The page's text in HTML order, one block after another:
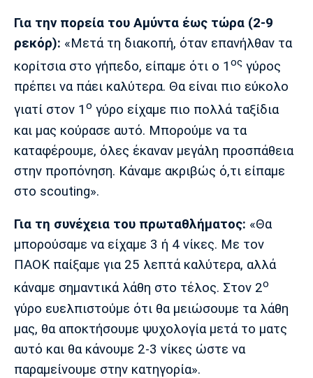
Για την πορεία του Αμύντα έως τώρα (2-9
ρεκόρ): «Μετά τη διακοπή, όταν επανήλθαν τα
κορίτσια στο γήπεδο, είπαμε ότι ο 1 ος γύρος
πρέπει να πάει καλύτερα. Θα είναι πιο εύκολο
γιατί στον 1 ο γύρο είχαμε πιο πολλά ταξίδια
και μας κούρασε αυτό. Μπορούμε να τα
καταφέρουμε, όλες έκαναν μεγάλη προσπάθεια
στην προπόνηση. Κάναμε ακριβώς ό,τι είπαμε
στο scouting».
Για τη συνέχεια του πρωταθλήματος: «Θα
μπορούσαμε να είχαμε 3 ή 4 νίκες. Με τον
ΠΑΟΚ παίξαμε για 25 λεπτά καλύτερα, αλλά
κάναμε σημαντικά λάθη στο τέλος. Στον 2ο
γύρο ευελπιστούμε ότι θα μειώσουμε τα λάθη
μας, θα αποκτήσουμε ψυχολογία μετά το ματς
αυτό και θα κάνουμε 2-3 νίκες ώστε να
παραμείνουμε στην κατηγορία».